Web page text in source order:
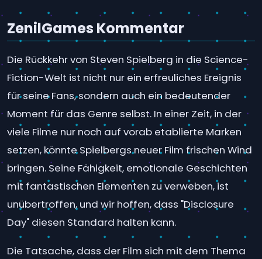
ZenilGames Kommentar
Die Rückkehr von Steven Spielberg in die Science-
Fiction-Welt ist nicht nur ein erfreuliches Ereignis
für seine Fans, sondern auch ein bedeutender
Moment für das Genre selbst. In einer Zeit, in der
viele Filme nur noch auf vorab etablierte Marken
setzen, könnte Spielbergs neuer Film frischen Wind
bringen. Seine Fähigkeit, emotionale Geschichten
mit fantastischen Elementen zu verweben, ist
unübertroffen, und wir hoffen, dass "Disclosure
Day" diesen Standard halten kann.
Die Tatsache, dass der Film sich mit dem Thema